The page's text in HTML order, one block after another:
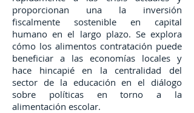
proporcionan una la inversión
fiscalmente sostenible en capital
humano en el largo plazo. Se explora
cómo los alimentos contratación puede
beneficiar a las economías locales y
hace hincapié en la centralidad del
sector de la educación en el diálogo
sobre políticas en torno a la
alimentación escolar.